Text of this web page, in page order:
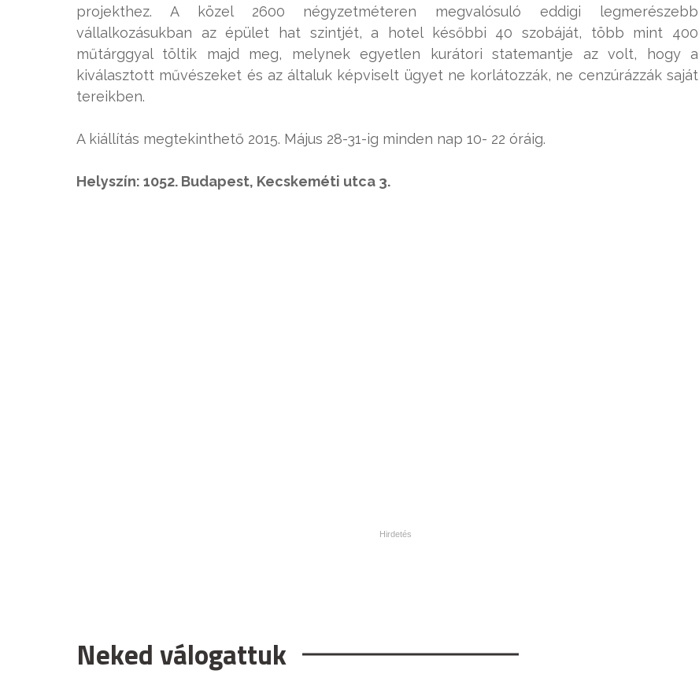
projekthez. A közel 2600 négyzetméteren megvalósuló eddigi legmerészebb
vállalkozásukban az épület hat szintjét, a hotel későbbi 40 szobáját, több mint 400
műtárggyal töltik majd meg, melynek egyetlen kurátori statemantje az volt, hogy a
kiválasztott művészeket és az általuk képviselt ügyet ne korlátozzák, ne cenzúrázzák saját
tereikben.
A kiállítás megtekinthető 2015. Május 28-31-ig minden nap 10- 22 óráig.
Helyszín: 1052. Budapest, Kecskeméti utca 3.
Neked válogattuk